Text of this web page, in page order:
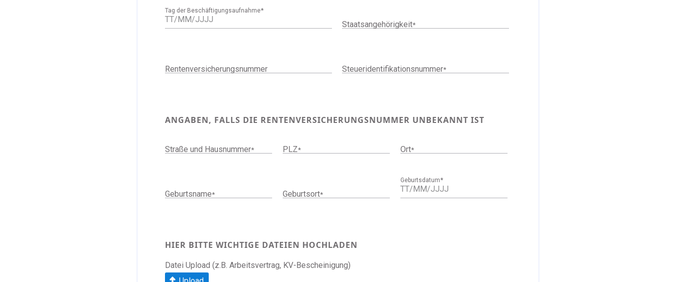
Tag der Beschäftigungsaufnahme*
Staatsangehörigkeit*
Rentenversicherungsnummer Steueridentifikationsnummer*
ANGABEN, FALLS DIE RENTENVERSICHERUNGSNUMMER UNBEKANNT IST
Straße und Hausnummer* PLZ* Ort*
Geburtsname* Geburtsort*
Geburtsdatum*
HIER BITTE WICHTIGE DATEIEN HOCHLADEN
Datei Upload (z.B. Arbeitsvertrag, KV-Bescheinigung)